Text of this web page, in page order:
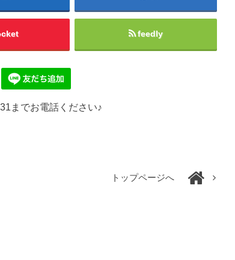
feedly
までお電話ください♪
トップページへ